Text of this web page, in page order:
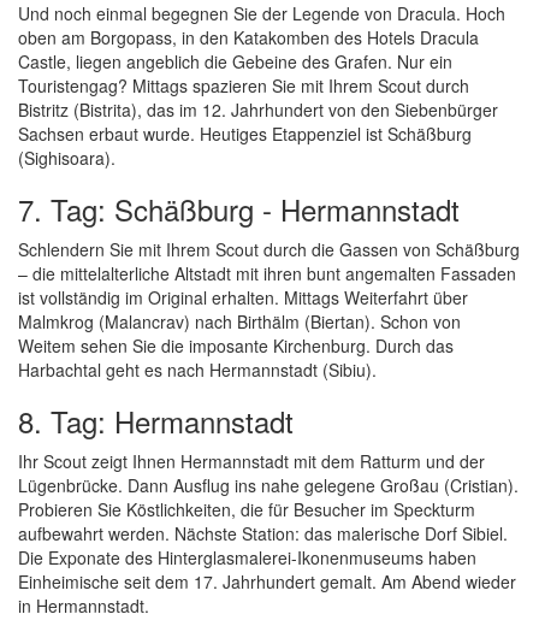
Und noch einmal begegnen Sie der Legende von Dracula. Hoch
oben am Borgopass, in den Katakomben des Hotels Dracula
Castle, liegen angeblich die Gebeine des Grafen. Nur ein
Touristengag? Mittags spazieren Sie mit Ihrem Scout durch
Bistritz (Bistrita), das im 12. Jahrhundert von den Siebenbürger
Sachsen erbaut wurde. Heutiges Etappenziel ist Schäßburg
(Sighisoara).
7. Tag: Schäßburg - Hermannstadt
Schlendern Sie mit Ihrem Scout durch die Gassen von Schäßburg
– die mittelalterliche Altstadt mit ihren bunt angemalten Fassaden
ist vollständig im Original erhalten. Mittags Weiterfahrt über
Malmkrog (Malancrav) nach Birthälm (Biertan). Schon von
Weitem sehen Sie die imposante Kirchenburg. Durch das
Harbachtal geht es nach Hermannstadt (Sibiu).
8. Tag: Hermannstadt
Ihr Scout zeigt Ihnen Hermannstadt mit dem Ratturm und der
Lügenbrücke. Dann Ausflug ins nahe gelegene Großau (Cristian).
Probieren Sie Köstlichkeiten, die für Besucher im Speckturm
aufbewahrt werden. Nächste Station: das malerische Dorf Sibiel.
Die Exponate des Hinterglasmalerei-Ikonenmuseums haben
Einheimische seit dem 17. Jahrhundert gemalt. Am Abend wieder
in Hermannstadt.